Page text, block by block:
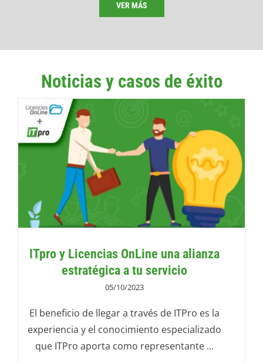
VER MÁS
Noticias y casos de éxito
ITpro y Licencias OnLine una alianza
estratégica a tu servicio
05/10/2023
El beneficio de llegar a través de ITPro es la
experiencia y el conocimiento especializado
que ITPro aporta como representante ...